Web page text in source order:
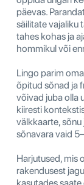
päevas.
säilitate vajaliku
tahes kohas ja
hommikul või
Lingo parim
õpitud sõnad ja
võivad juba olla
kiiresti
välkkaarte,
sõnavara vaid
Harjutused, mis
rakendusest